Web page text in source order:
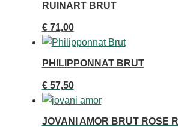
RUINART BRUT
€71,00
PHILIPPONNAT BRUT
€57,50
JOVANI AMOR BRUT ROSE